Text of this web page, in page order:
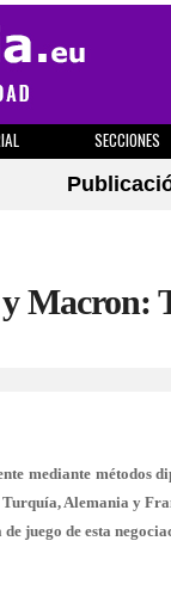
SECCIONES
Macron:
mediante métodos
Alemania y
juego de esta